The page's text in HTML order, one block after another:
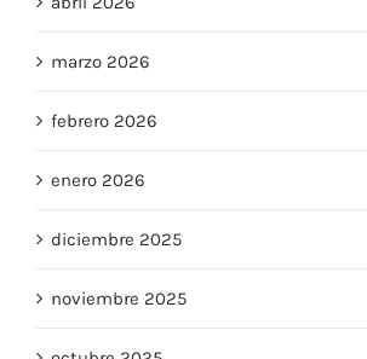
abril 2026
marzo 2026
febrero 2026
enero 2026
diciembre 2025
noviembre 2025